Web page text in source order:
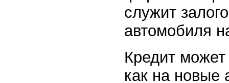
служит
автомобиля
Кредит
как на новые